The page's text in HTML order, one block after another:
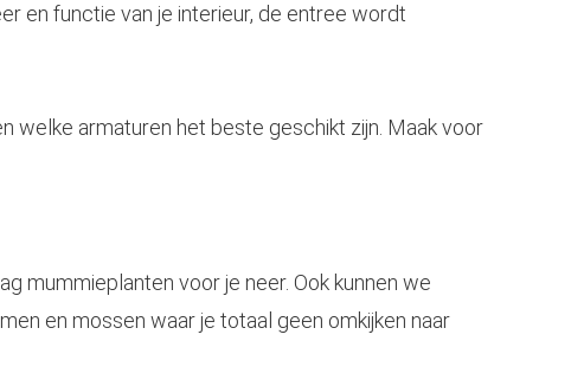
en functie van je interieur, de entree wordt
welke armaturen het beste geschikt zijn. Maak voor
mummieplanten voor je neer. Ook kunnen we
en mossen waar je totaal geen omkijken naar